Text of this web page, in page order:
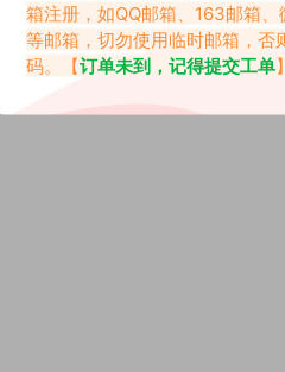
及找到心仪的内容？按 Ctr + D
收
搬运福利但不生产福利。如果你觉得本站
箱注册，如QQ邮箱、163邮箱
等邮箱，切勿使用临时邮箱，否
码。【订单未到，记得提交工单】